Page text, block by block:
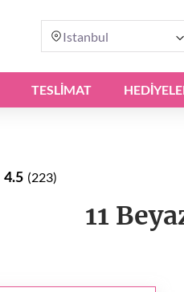
Istanbul
TESLİMAT
4.5 (223)
11